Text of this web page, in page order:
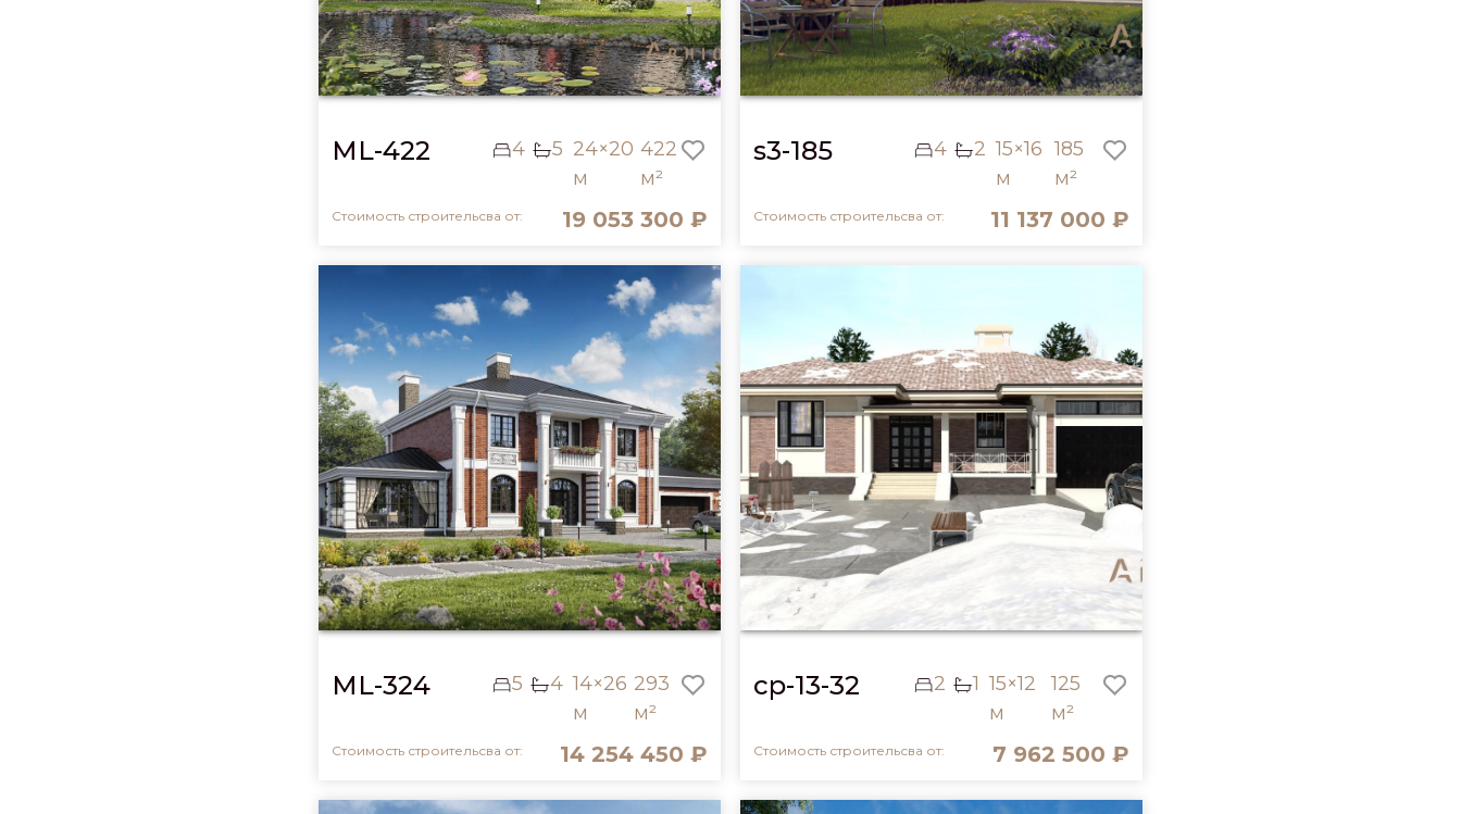
ML-422 4 5 24×20
м
422
м²
Стоимость строительсва от: 19 053 300 ₽
s3-185 4 2 15×16
м
185
м²
Стоимость строительсва от: 11 137 000 ₽
ML-324 5 4 14×26
м
293
м²
Стоимость строительсва от: 14 254 450 ₽
cp-13-32 2 1 15×12
м
125
м²
Стоимость строительсва от: 7 962 500 ₽